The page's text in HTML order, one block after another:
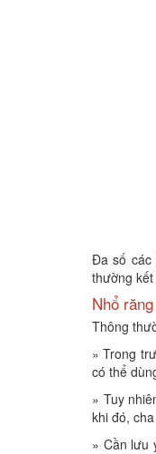
Đa số các
thường
Nhổ
Thông
» Trong
có thể
» Tuy
khi đó,
» Cần lưu